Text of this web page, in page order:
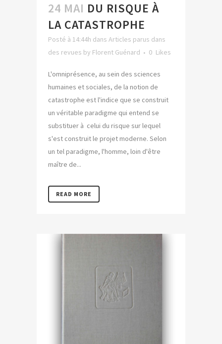
24 MAI DU RISQUE À
LA CATASTROPHE
Posté à 14:44h dans Articles parus dans
des revues by Florent Guénard 0 Likes
L'omniprésence, au sein des sciences
humaines et sociales, de la notion de
catastrophe est l'indice que se construit
un véritable paradigme qui entend se
substituer à celui du risque sur lequel
s'est construit le projet moderne. Selon
un tel paradigme, l'homme, loin d'être
maître de...
READ MORE